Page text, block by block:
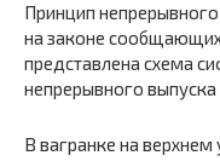
Принцип
на законе
представлена схема
непрерывного
В вагранке на